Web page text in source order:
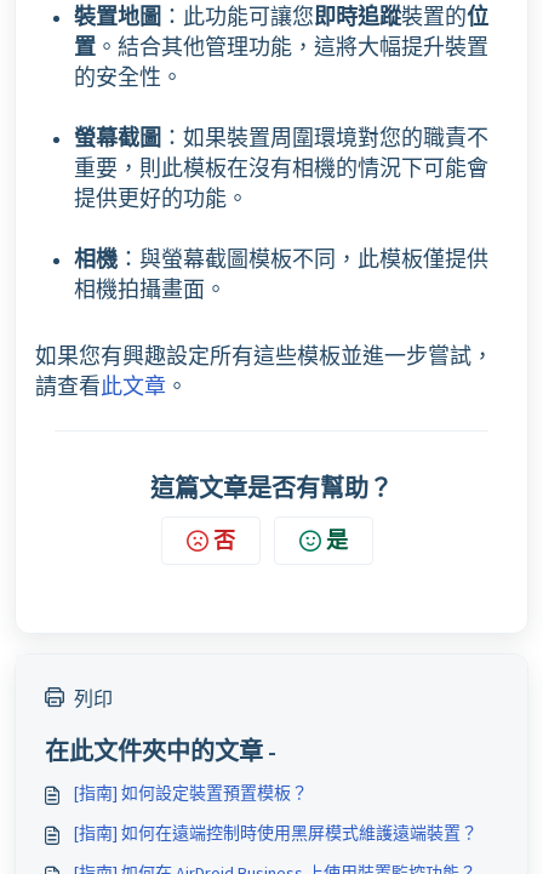
裝置地圖 ：此功能可讓您即時追蹤裝置的位
置 。結合其他管理功能，這將大幅提升裝置
的安全性。
螢幕截圖 ：如果裝置周圍環境對您的職責不
重要，則此模板在沒有相機的情況下可能會
提供更好的功能。
相機 ：與螢幕截圖模板不同，此模板僅提供
相機拍攝畫面。
如果您有興趣設定所有這些模板並進一步嘗試，
請查看此文章 。
這篇文章是否有幫助？
否 是
列印
在此文件夾中的文章 -
[指南] 如何設定裝置預置模板？
[指南] 如何在遠端控制時使用黑屏模式維護遠端裝置？